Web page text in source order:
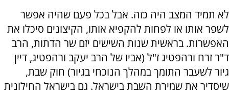
לא תמיד המצב היה כזה. אבל בכל פעם שהיה אפשר
לשפר אותו או לפחות להקפיא אותו, הקיצונים סיכלו את
האפשרות. בראשית שנות השישים יזם שר הדתות, הרב
ד"ר זרח ורהפטיג ז"ל (אביו של הרב יעקב ורהפטיג, דיין
גיור לשעבר התומך במהלך הנוכחי בגיור) חוק שבת,
שיסדיר את שמירת השבת בישראל. גם בישראל החילונית